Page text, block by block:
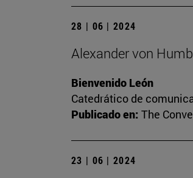
28 | 06 | 2024
Alexander von
Bienvenido León
Catedrático de
Publicado en: The
23 | 06 | 2024